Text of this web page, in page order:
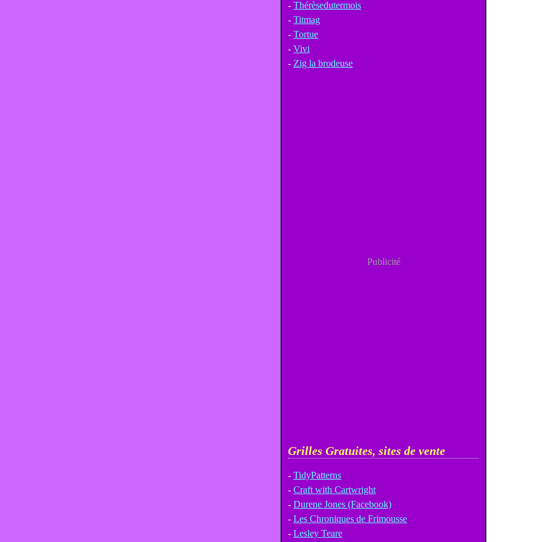
- Thérèsedutermois
- Titmag
- Tortue
- Vivi
- Zig la brodeuse
Publicité
Grilles Gratuites, sites de vente
- TidyPatterns
- Craft with Cartwright
- Durene Jones (Facebook)
- Les Chroniques de Frimousse
- Lesley Teare